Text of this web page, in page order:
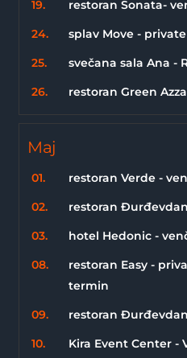
19.
restoran Sonata-
24.
splav Move -
25.
svečana sala Ana -
26.
restoran Green
Maj
01.
restoran Verde -
02.
restoran
03.
hotel Hedonic -
08.
restoran Easy -
termin
09.
restoran
10.
Kira Event Center -